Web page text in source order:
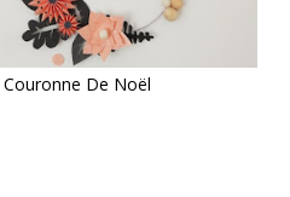
Couronne De Noël